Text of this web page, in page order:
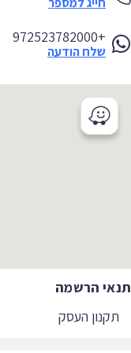
+972523782000
שלח הודעה
הרשמה
תקנון העסק